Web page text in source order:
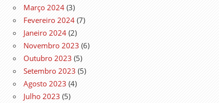
Março 2024 (3)
Fevereiro 2024 (7)
Janeiro 2024 (2)
Novembro 2023 (6)
Outubro 2023 (5)
Setembro 2023 (5)
Agosto 2023 (4)
Julho 2023 (5)